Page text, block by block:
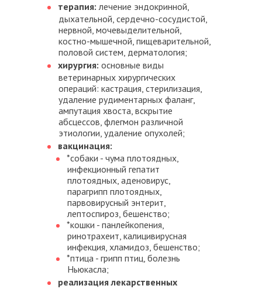
терапия:лечение эндокринной,
дыхательной, сердечно-сосудистой,
нервной, мочевыделительной,
костно-мышечной, пищеварительной,
половой систем, дерматология;
хирургия: основные виды
ветеринарных хирургических
операций: кастрация, стерилизация,
удаление рудиментарных фаланг,
ампутация хвоста, вскрытие
абсцессов, флегмон различной
этиологии, удаление опухолей;
вакцинация:
*собаки - чума плотоядных,
инфекционный гепатит
плотоядных, аденовирус,
парагрипп плотоядных,
парвовирусный энтерит,
лептоспироз, бешенство;
*кошки - панлейкопения,
ринотрахеит, калицивирусная
инфекция, хламидоз, бешенство;
*птица - грипп птиц, болезнь
Ньюкасла;
реализация лекарственных